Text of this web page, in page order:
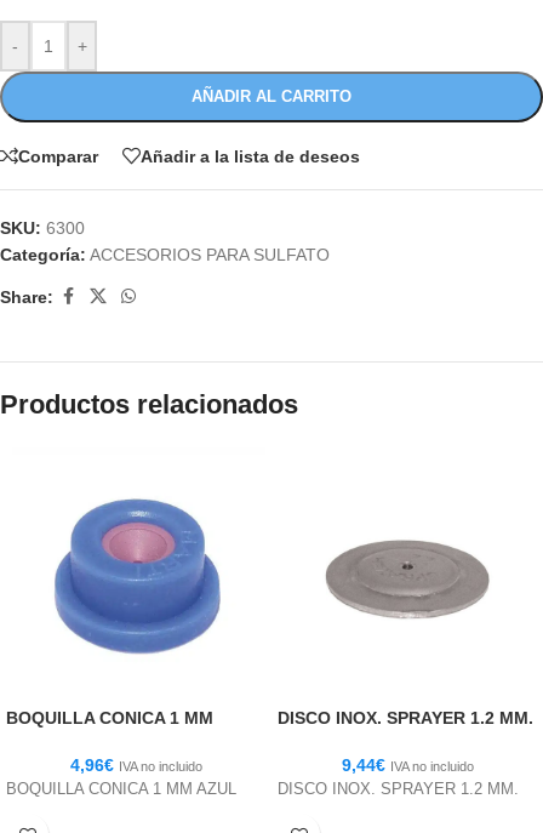
- +
AÑADIR AL CARRITO
Comparar Añadir a la lista de deseos
SKU: 6300
Categoría: ACCESORIOS PARA SULFATO
Share:
Productos relacionados
BOQUILLA CONICA 1 MM
4,96€ IVA no incluido
BOQUILLA CONICA 1 MM AZUL
DISCO INOX. SPRAYER 1.2 MM.
9,44€ IVA no incluido
DISCO INOX. SPRAYER 1.2 MM.